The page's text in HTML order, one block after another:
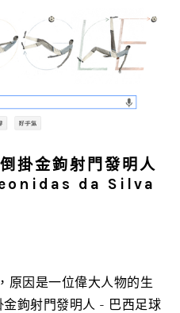
金鉤射門發明人
da Silva
原因是一位偉大人物的生
鉤射門發明人 - 巴西足球